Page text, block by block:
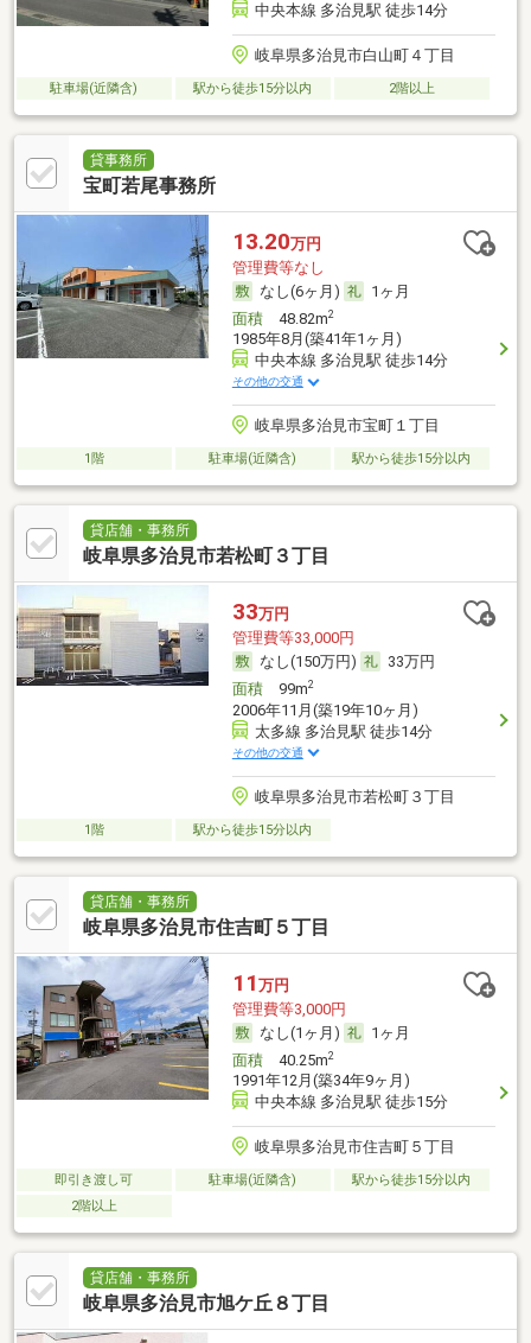
中央本線 多治見駅 徒歩14分
岐阜県多治見市白山町４丁目
駐車場(近隣含) 駅から徒歩15分以内 2階以上
貸事務所
宝町若尾事務所
13.20万円
管理費等なし
なし(6ヶ月)
1ヶ月
面積48.82m2
1985年8月(築41年1ヶ月)
中央本線 多治見駅 徒歩14分
その他の交通
岐阜県多治見市宝町１丁目
1階 駐車場(近隣含) 駅から徒歩15分以内
貸店舗・事務所
岐阜県多治見市若松町３丁目
33万円
管理費等33,000円
なし(150万円)
33万円
面積99m2
2006年11月(築19年10ヶ月)
太多線 多治見駅 徒歩14分
その他の交通
岐阜県多治見市若松町３丁目
1階 駅から徒歩15分以内
貸店舗・事務所
岐阜県多治見市住吉町５丁目
11 万円
管理費等3,000円
なし(1ヶ月)
1ヶ月
面積40.25m2
1991年12月(築34年9ヶ月)
中央本線 多治見駅 徒歩15分
岐阜県多治見市住吉町５丁目
即引き渡し可 駐車場(近隣含)
駅から徒歩15分以内
2階以上
貸店舗・事務所
岐阜県多治見市旭ケ丘８丁目